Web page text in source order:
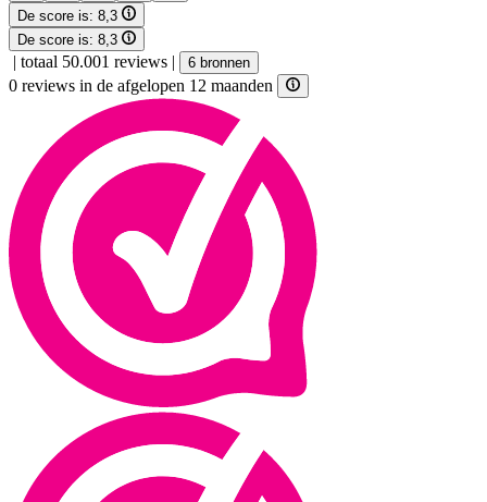
De score is: 8,3
De score is: 8,3
| totaal 50.001 reviews | 6 bronnen
0 reviews in de afgelopen 12 maanden